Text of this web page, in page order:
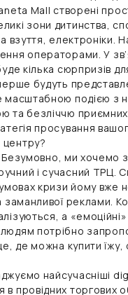
Mall створені
зони дитинства,
взуття, електроніки.
операторами. У
кілька сюрпризів для
будуть
масштабною подією з
та безліччю
просування
Безумовно, ми хочемо
і сучасний ТРЦ.
кризи йому вже
заманливої реклами.
а «емоційні»
потрібно
де можна купити їжу,
найсучасніші
в провідних торгових